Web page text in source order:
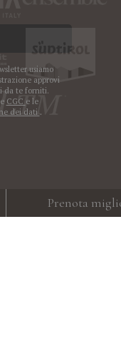
usiamo
approvi
da te forniti.
CGC e le
dei dati .
Prenota